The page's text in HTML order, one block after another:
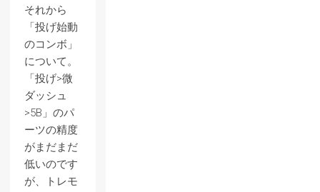
それから
「投げ始動
のコンボ」
について。
「投げ>微
ダッシュ
>5B」のパ
ーツの精度
がまだまだ
低いのです
が、トレモ